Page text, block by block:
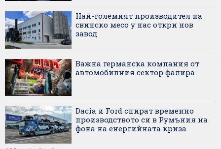
Най-големият производител на
свинско месо у нас откри нов
завод
Важна германска компания от
автомобилния сектор фалира
Dacia и Ford спират временно
производството си в Румъния на
фона на енергийната криза